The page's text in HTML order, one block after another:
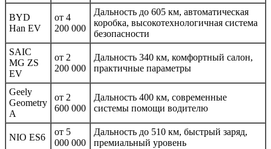
BYD
Han EV
от 4
200 000
Дальность до 605 км, автоматическая
коробка, высокотехнологичная система
безопасности
SAIC
MG ZS
EV
от 2
200 000
Дальность 340 км, комфортный салон,
практичные параметры
Geely
Geometry
A
от 2
600 000
Дальность 400 км, современные
системы помощи водителю
NIO ES6
от 5
000 000
Дальность до 510 км, быстрый заряд,
премиальный уровень